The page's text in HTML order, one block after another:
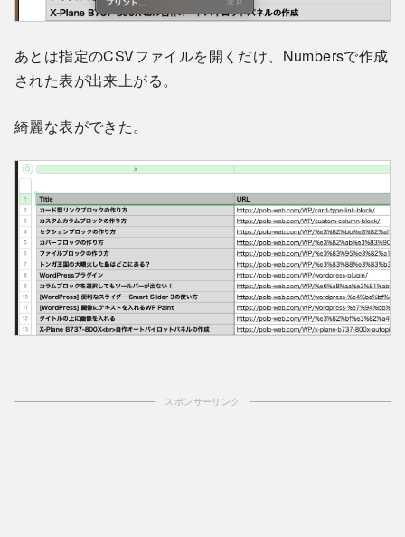
あとは指定のCSVファイルを開くだけ、Numbersで作成
された表が出来上がる。
綺麗な表ができた。
スポンサーリンク